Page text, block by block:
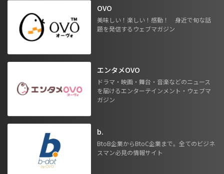
OVO
美味しい！楽しい！感動！ 身近で旬な話
題を発信するウェブマガジン
エンタメOVO
ドラマ・映画・舞台・音楽などのニュース
を届けるエンターテインメント・ウェブマ
ガジン
b.
BtoB企業からBtoC企業まで。全てのビジネ
スマン必見の情報サイト